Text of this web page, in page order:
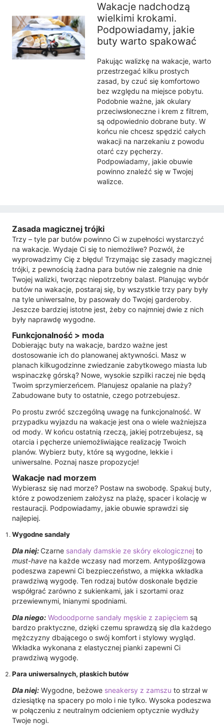
Wakacje nadchodzą
wielkimi krokami.
Podpowiadamy, jakie
buty warto spakować
Pakując walizkę na wakacje, warto
przestrzegać kilku prostych
zasad, by czuć się komfortowo
bez względu na miejsce pobytu.
Podobnie ważne, jak okulary
przeciwsłoneczne i krem z filtrem,
są odpowiednio dobrane buty. W
końcu nie chcesz spędzić całych
wakacji na narzekaniu z powodu
otarć czy pęcherzy.
Podpowiadamy, jakie obuwie
powinno znaleźć się w Twojej
walizce.
Zasada magicznej trójki
Trzy – tyle par butów powinno Ci w zupełności wystarczyć
na wakacje. Wydaje Ci się to niemożliwe? Pozwól, że
wyprowadzimy Cię z błędu! Trzymając się zasady magicznej
trójki, z pewnością żadna para butów nie zalegnie na dnie
Twojej walizki, tworząc niepotrzebny balast. Planując wybór
butów na wakacje, postaraj się, by wszystkie trzy pary były
na tyle uniwersalne, by pasowały do Twojej garderoby.
Jeszcze bardziej istotne jest, żeby co najmniej dwie z nich
były naprawdę wygodne.
Funkcjonalność > moda
Dobierając buty na wakacje, bardzo ważne jest
dostosowanie ich do planowanej aktywności. Masz w
planach kilkugodzinne zwiedzanie zabytkowego miasta lub
wspinaczkę górską? Nowe, wysokie szpilki raczej nie będą
Twoim sprzymierzeńcem. Planujesz opalanie na plaży?
Zabudowane buty to ostatnie, czego potrzebujesz.
Po prostu zwróć szczególną uwagę na funkcjonalność. W
przypadku wyjazdu na wakacje jest ona o wiele ważniejsza
od mody. W końcu ostatnią rzeczą, jakiej potrzebujesz, są
otarcia i pęcherze uniemożliwiające realizację Twoich
planów. Wybierz buty, które są wygodne, lekkie i
uniwersalne. Poznaj nasze propozycje!
Wakacje nad morzem
Wybierasz się nad morze? Postaw na swobodę. Spakuj buty,
które z powodzeniem założysz na plażę, spacer i kolację w
restauracji. Podpowiadamy, jakie obuwie sprawdzi się
najlepiej.
Wygodne sandały
Dla niej: Czarne sandały damskie ze skóry ekologicznej to
must-have na każde wczasy nad morzem. Antypoślizgowa
podeszwa zapewni Ci bezpieczeństwo, a miękka wkładka
prawdziwą wygodę. Ten rodzaj butów doskonale będzie
współgrać zarówno z sukienkami, jak i szortami oraz
przewiewnymi, lnianymi spodniami.
Dla niego: Wodoodporne sandały męskie z zapięciem są
bardzo praktyczne, dzięki czemu sprawdzą się dla każdego
mężczyzny dbającego o swój komfort i stylowy wygląd.
Wkładka wykonana z elastycznej pianki zapewni Ci
prawdziwą wygodę.
Para uniwersalnych, płaskich butów
Dla niej: Wygodne, beżowe sneakersy z zamszu to strzał w
dziesiątkę na spacery po molo i nie tylko. Wysoka podeszwa
w połączeniu z neutralnym odcieniem optycznie wydłuży
Twoje nogi.